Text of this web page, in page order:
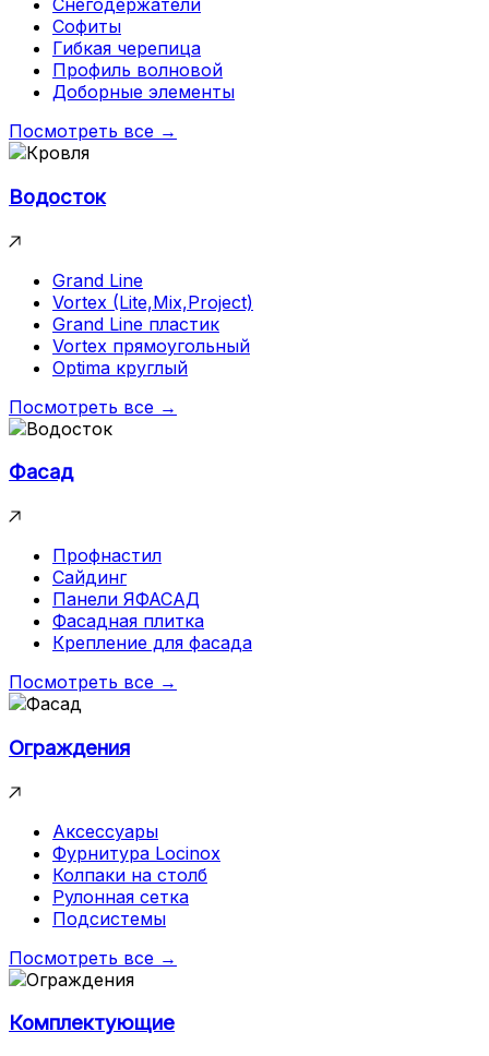
Снегодержатели
Софиты
Гибкая черепица
Профиль волновой
Доборные элементы
Посмотреть все →
Водосток
Grand Line
Vortex (Lite,Mix,Project)
Grand Line пластик
Vortex прямоугольный
Optima круглый
Посмотреть все →
Фасад
Профнастил
Сайдинг
Панели ЯФАСАД
Фасадная плитка
Крепление для фасада
Посмотреть все →
Ограждения
Аксессуары
Фурнитура Locinox
Колпаки на столб
Рулонная сетка
Подсистемы
Посмотреть все →
Комплектующие